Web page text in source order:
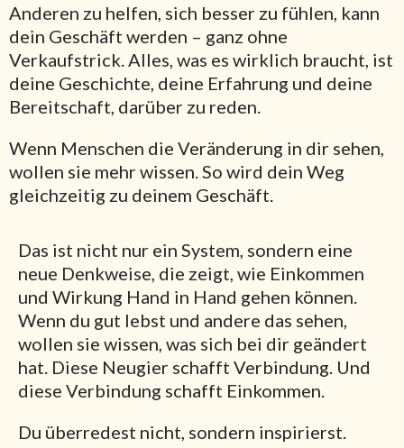
Anderen zu helfen, sich besser zu fühlen, kann
dein Geschäft werden – ganz ohne
Verkaufstrick. Alles, was es wirklich braucht, ist
deine Geschichte, deine Erfahrung und deine
Bereitschaft, darüber zu reden.
Wenn Menschen die Veränderung in dir sehen,
wollen sie mehr wissen. So wird dein Weg
gleichzeitig zu deinem Geschäft.
Das ist nicht nur ein System, sondern eine
neue Denkweise, die zeigt, wie Einkommen
und Wirkung Hand in Hand gehen können.
Wenn du gut lebst und andere das sehen,
wollen sie wissen, was sich bei dir geändert
hat. Diese Neugier schafft Verbindung. Und
diese Verbindung schafft Einkommen.
Du überredest nicht, sondern inspirierst.